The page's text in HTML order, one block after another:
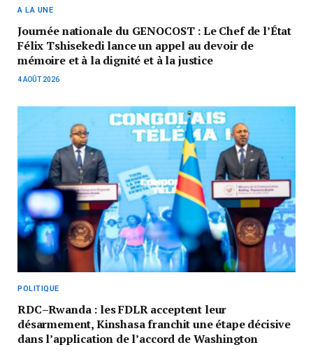
A LA UNE
Journée nationale du GENOCOST : Le Chef de l’État
Félix Tshisekedi lance un appel au devoir de
mémoire et à la dignité et à la justice
4 AOÛT 2026
POLITIQUE
RDC–Rwanda : les FDLR acceptent leur
désarmement, Kinshasa franchit une étape décisive
dans l’application de l’accord de Washington